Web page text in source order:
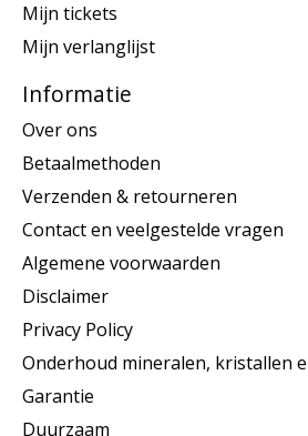
Mijn tickets
Mijn verlanglijst
Informatie
Over ons
Betaalmethoden
Verzenden & retourneren
Contact en veelgestelde vragen
Algemene voorwaarden
Disclaimer
Privacy Policy
Onderhoud mineralen, kristallen
Garantie
Duurzaam